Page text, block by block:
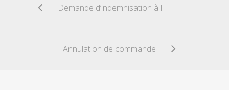
Demande d’indemnisation à la SNCF
Annulation de commande